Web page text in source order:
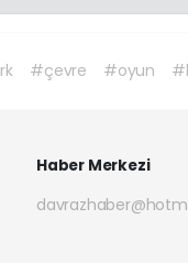
#çevre #oyun
Haber Merkezi